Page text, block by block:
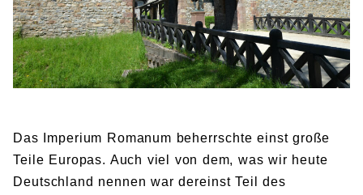
BIBLIOTHEK
Bibliothek Bibliothekskatalog
Schulbuchausleihe
Lehrmittelfreiheit
Buchempfehlungen
Mensa & Bistro Speiseplan
Ernährungskonzept
Food Scouts
FAQs
SPORT
Sport als Leistungsfach Exkursionen
Wettkämpfe
Das Imperium Romanum beherrschte einst große
Teile Europas. Auch viel von dem, was wir heute
Deutschland nennen war dereinst Teil des